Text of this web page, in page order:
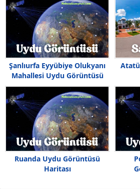
Şanlıurfa Eyyübiye Olukyanı
Mahallesi Uydu Görüntüsü
Haritası
Ruanda Uydu Görüntüsü
Haritası